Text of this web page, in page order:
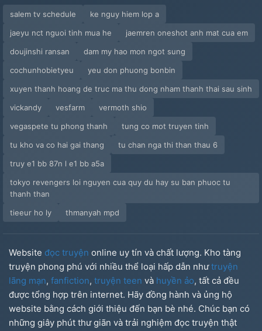
salem tv schedule
ke nguy hiem lop a
jaeyu nct nguoi tinh mua he
jaemren oneshot anh mat cua em
doujinshi ransan
dam my hao mon ngot sung
cochunhobietyeu
yeu don phuong bonbin
xuyen thanh hoang de truc ma thu dong nham thanh thai sau sinh
vickandy
vesfarm
vermoth shio
vegaspete tu phong thanh
tung co mot truyen tinh
tu kho va co hai gai thang
tu chan nga thi than thau 6
truy e1 bb 87n l e1 bb a5a
tokyo revengers loi nguyen cua quy du hay su ban phuoc tu
thanh than
tieeur ho ly
thmanyah mpd
Website đọc truyện online uy tín và chất lượng. Kho tàng
truyện phong phú với nhiều thể loại hấp dẫn nhưtruyện
lãng mạn, fanfiction, truyện teen và huyền ảo, tất cả đều
được tổng hợp trên internet. Hãy đồng hành và ủng hộ
website bằng cách giới thiệu đến bạn bè nhé. Chúc bạn có
những giây phút thư giãn và trải nghiệm đọc truyện thật